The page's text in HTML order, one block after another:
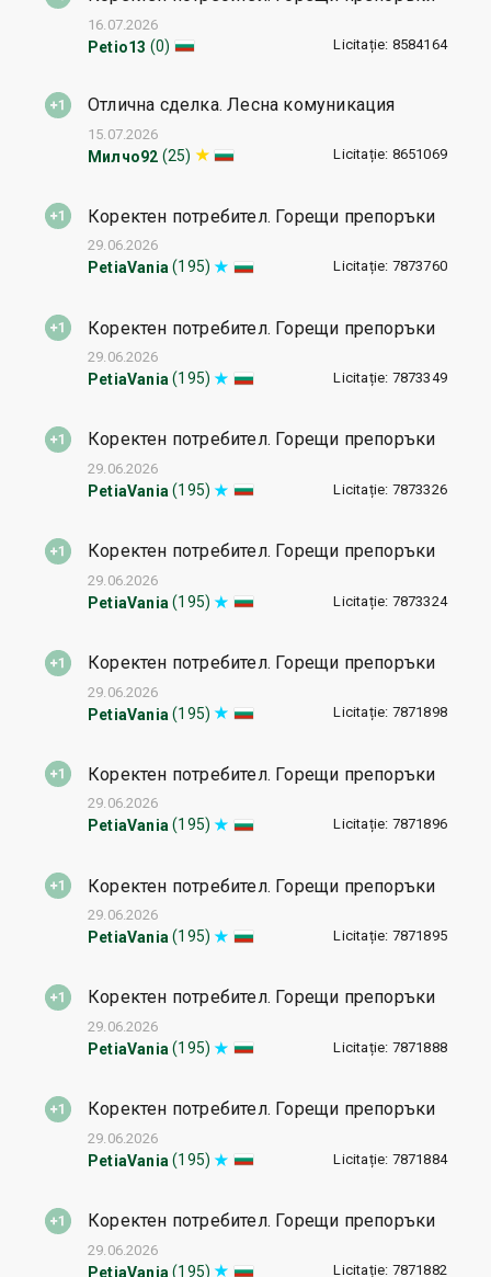
Petio13 (0) Licitație: 8584164
16.07.2026
Отлична сделка. Лесна комуникация
Милчо92 (25) Licitație: 8651069
15.07.2026
Коректен потребител. Горещи препоръки
PetiaVania (195) Licitație: 7873760
29.06.2026
Коректен потребител. Горещи препоръки
PetiaVania (195) Licitație: 7873349
29.06.2026
Коректен потребител. Горещи препоръки
PetiaVania (195) Licitație: 7873326
29.06.2026
Коректен потребител. Горещи препоръки
PetiaVania (195) Licitație: 7873324
29.06.2026
Коректен потребител. Горещи препоръки
PetiaVania (195) Licitație: 7871898
29.06.2026
Коректен потребител. Горещи препоръки
PetiaVania (195) Licitație: 7871896
29.06.2026
Коректен потребител. Горещи препоръки
PetiaVania (195) Licitație: 7871895
29.06.2026
Коректен потребител. Горещи препоръки
PetiaVania (195) Licitație: 7871888
29.06.2026
Коректен потребител. Горещи препоръки
PetiaVania (195) Licitație: 7871884
29.06.2026
Коректен потребител. Горещи препоръки
PetiaVania (195) Licitație: 7871882
29.06.2026